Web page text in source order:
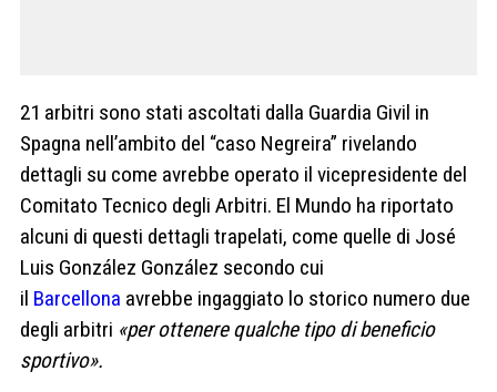
21 arbitri sono stati ascoltati dalla Guardia Givil in
Spagna nell’ambito del “caso Negreira” rivelando
dettagli su come avrebbe operato il vicepresidente del
Comitato Tecnico degli Arbitri. El Mundo ha riportato
alcuni di questi dettagli trapelati, come quelle di José
Luis González González secondo cui
il Barcellona avrebbe ingaggiato lo storico numero due
degli arbitri «per ottenere qualche tipo di beneficio
sportivo».